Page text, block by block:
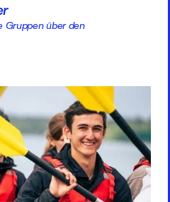
Gruppen über den